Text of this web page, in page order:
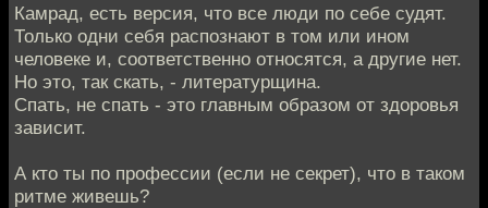
Камрад, есть версия, что все люди по себе судят.
Только одни себя распознают в том или ином
человеке и, соответственно относятся, а другие нет.
Но это, так скать, - литературщина.
Спать, не спать - это главным образом от здоровья
зависит.
А кто ты по профессии (если не секрет), что в таком
ритме живешь?